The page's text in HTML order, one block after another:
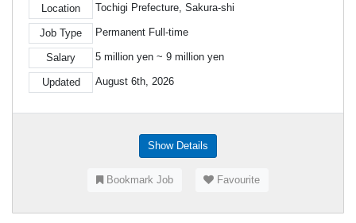
Location Tochigi Prefecture, Sakura-shi
Job Type Permanent Full-time
Salary 5 million yen ~ 9 million yen
Updated August 6th, 2026
Show Details
Bookmark Job Favourite